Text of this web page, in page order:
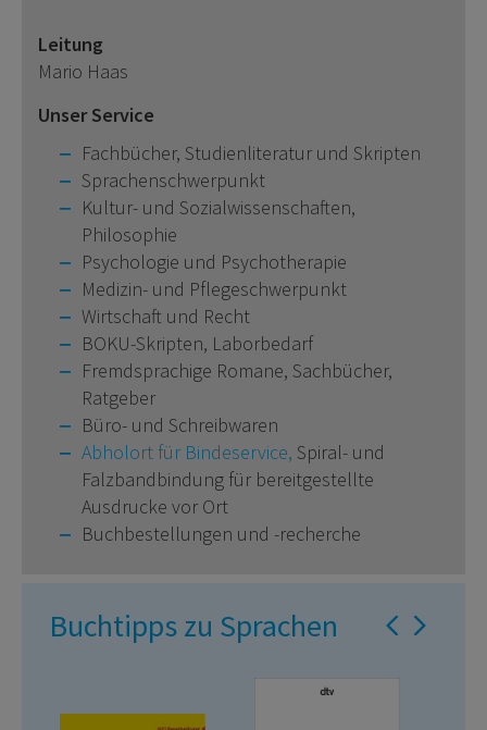
Leitung
Mario Haas
Unser Service
Fachbücher, Studienliteratur und Skripten
Sprachenschwerpunkt
Kultur- und Sozialwissenschaften,
Philosophie
Psychologie und Psychotherapie
Medizin- und Pflegeschwerpunkt
Wirtschaft und Recht
BOKU-Skripten, Laborbedarf
Fremdsprachige Romane, Sachbücher,
Ratgeber
Büro- und Schreibwaren
Abholort für Bindeservice, Spiral- und
Falzbandbindung für bereitgestellte
Ausdrucke vor Ort
Buchbestellungen und -recherche
Buchtipps zu Sprachen